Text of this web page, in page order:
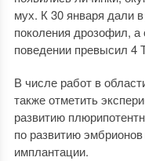
мух. К 30 января дали
поколения дрозофил,
поведении превысил 4
В числе работ в
также отметить
развитию
по развитию
имплантации.